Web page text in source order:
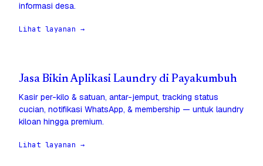
informasi desa.
Lihat layanan →
Jasa Bikin Aplikasi Laundry di Payakumbuh
Kasir per-kilo & satuan, antar-jemput, tracking status
cucian, notifikasi WhatsApp, & membership — untuk laundry
kiloan hingga premium.
Lihat layanan →